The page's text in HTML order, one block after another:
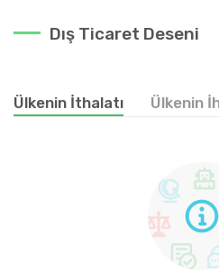
Dış Ticaret Deseni
Ülkenin İthalatı Ülkenin